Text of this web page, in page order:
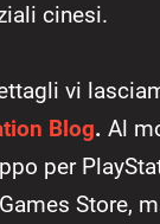
cinesi.
vi
Blog. Al
per
Store,